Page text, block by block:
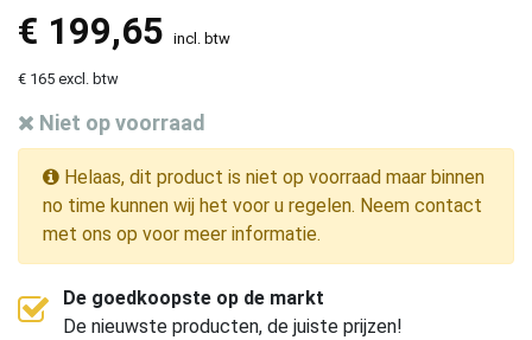
€ 199,65 incl. btw
€ 165 excl. btw
Niet op voorraad
Helaas, dit product is niet op voorraad maar binnen
no time kunnen wij het voor u regelen. Neem contact
met ons op voor meer informatie.
De goedkoopste op de markt
De nieuwste producten, de juiste prijzen!